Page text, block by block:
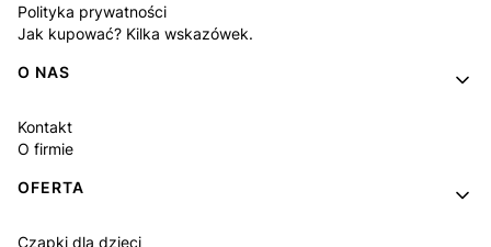
Polityka prywatności
Jak kupować? Kilka wskazówek.
O NAS
Kontakt
O firmie
OFERTA
Czapki dla dzieci